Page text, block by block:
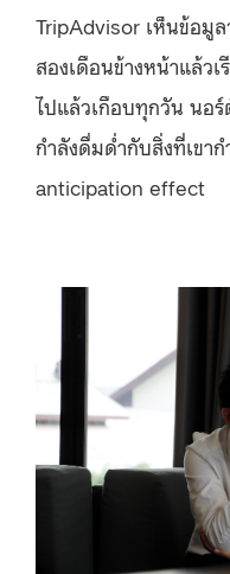
TripAdvisor เห็นข้อมู
สองเดือนข้างหน้าแล้ว
ไปแล้วเกือบทุกวัน นอ
กำลังดื่มด่ำกับสิ่งที่เขา
anticipation effect